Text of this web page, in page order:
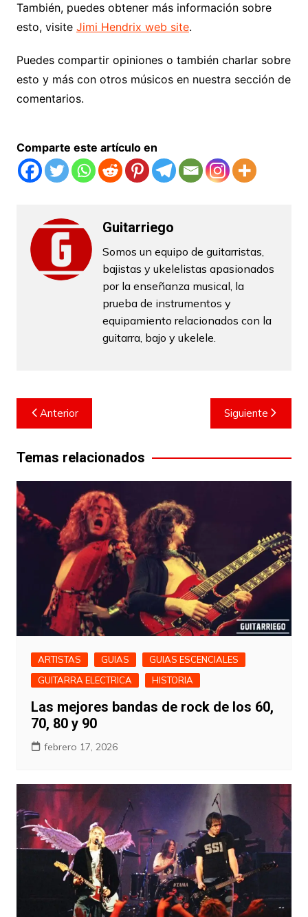
También, puedes obtener más información sobre
esto, visite Jimi Hendrix web site.
Puedes compartir opiniones o también charlar sobre
esto y más con otros músicos en nuestra sección de
comentarios.
Comparte este artículo en
Guitarriego
Somos un equipo de guitarristas,
bajistas y ukelelistas apasionados
por la enseñanza musical, la
prueba de instrumentos y
equipamiento relacionados con la
guitarra, bajo y ukelele.
Navegación
de
entradas
Anterior Siguiente
Temas relacionados
ARTISTAS GUIAS
GUIAS ESCENCIALES
GUITARRA ELECTRICA
HISTORIA
Las mejores bandas de rock de los 60,
70, 80 y 90
febrero 17, 2026